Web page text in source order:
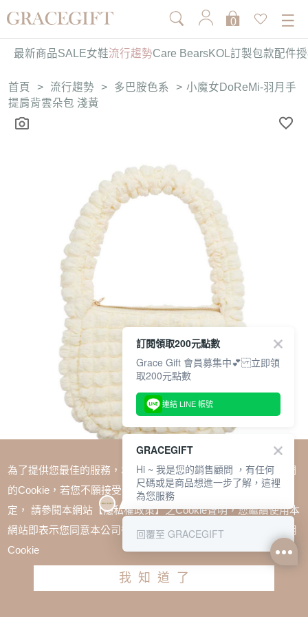
0
最新商品SALE女鞋流行趨勢Care BearsKOL訂製包款配件
首頁 > 流行趨勢 > 多巴胺色系 > 小魔女DoReMi-羽月手
提肩背雲朵包 淺黃
小魔女DoReMi-羽月手提肩背雲朵包 淺黃
為了提供您最佳的服務，本網站會在您的電腦中放置並取用我們
的Cookie，若您不願接受Cookie時應如何變更電腦的Cookie設
定， 請參閱本網站【隱私權政策】之Cookie聲明，您繼續使用本
網站即表示您同意本公司得按本網站使用條款之Cookie聲明使用
Cookie
我知道了
訂閱領取200元點數
Grace Gift 會員募集中💕 立即領
取200元點數
連結 LINE 帳號
GRACEGIFT
Hi ~ 我是您的銷售顧問 ，有任何
尺碼或是商品想進一步了解，這裡
為您服務
回覆至 GRACEGIFT